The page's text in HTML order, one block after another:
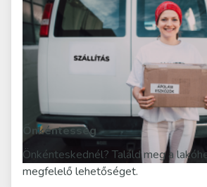
Önkéntesség
Önkénteskednél? Találd meg a
megfelelő lehetőséget.